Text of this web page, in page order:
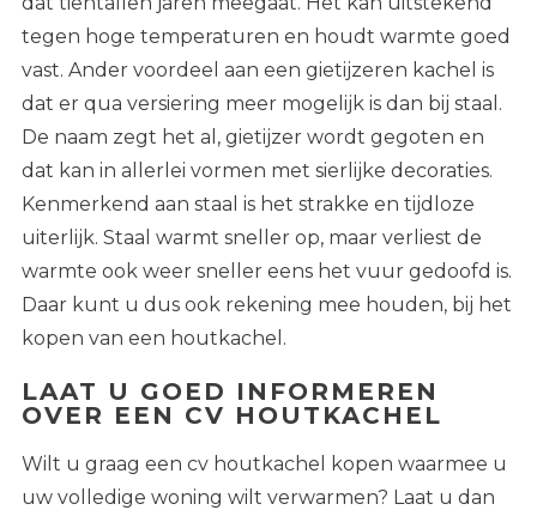
tegen hoge temperaturen en houdt warmte goed
vast. Ander voordeel aan een gietijzeren kachel is
dat er qua versiering meer mogelijk is dan bij staal.
De naam zegt het al, gietijzer wordt gegoten en
dat kan in allerlei vormen met sierlijke decoraties.
Kenmerkend aan staal is het strakke en tijdloze
uiterlijk. Staal warmt sneller op, maar verliest de
warmte ook weer sneller eens het vuur gedoofd is.
Daar kunt u dus ook rekening mee houden, bij het
kopen van een houtkachel.
LAAT U GOED INFORMEREN
OVER EEN CV HOUTKACHEL
Wilt u graag een cv houtkachel kopen waarmee u
uw volledige woning wilt verwarmen? Laat u dan